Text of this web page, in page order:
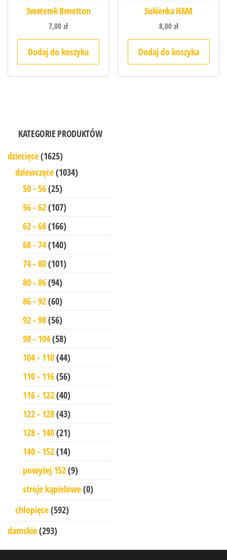
Sweterek Benetton
7,00zł
Dodaj do koszyka
Sukienka H&M
8,00zł
Dodaj do koszyka
KATEGORIE PRODUKTÓW
dziecięce(1625)
dziewczęce(1034)
50 - 56(25)
56 - 62(107)
62 - 68(166)
68 - 74(140)
74 - 80(101)
80 - 86(94)
86 - 92(60)
92 - 98(56)
98 - 104(58)
104 - 110(44)
110 - 116(56)
116 - 122(40)
122 - 128(43)
128 - 140(21)
140 - 152(14)
powyżej 152(9)
stroje kąpielowe(0)
chłopięce(592)
damskie(293)